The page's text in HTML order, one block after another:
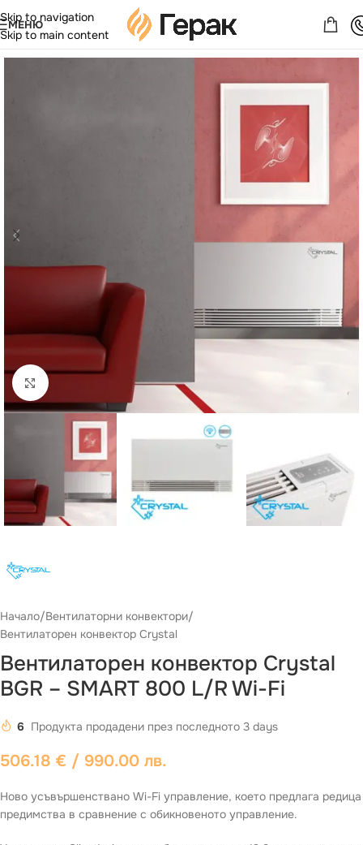
Skip to navigation
Skip to main content
МЕНЮ
Виж повече
Начало/Вентилаторни конвектори/
Вентилаторен конвектор Crystal
Вентилаторен конвектор Crystal
BGR – SMART 800 L/R Wi-Fi
6 Продукта продадени през последното 3 days
506.18 € / 990.00 лв.
Ново усъвършенствано Wi-Fi управление, което предлага редица
предимства в сравнение с обикновеното управление.